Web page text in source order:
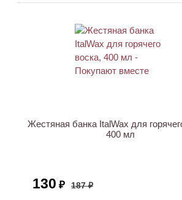
Жестяная банка ItalWax для
400 мл
130 ₽ 187 ₽